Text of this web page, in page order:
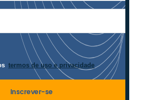
termos de uso e privacidade
Inscrever-se